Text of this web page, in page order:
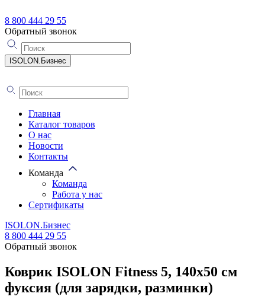
8 800 444 29 55
Обратный звонок
ISOLON.Бизнес
Главная
Каталог товаров
О нас
Новости
Контакты
Команда
Команда
Работа у нас
Сертификаты
ISOLON.Бизнес
8 800 444 29 55
Обратный звонок
Коврик ISOLON Fitness 5, 140х50 см
фуксия (для зарядки, разминки)